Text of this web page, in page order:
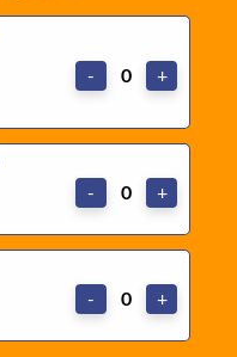
- 0 +
- 0 +
- 0 +